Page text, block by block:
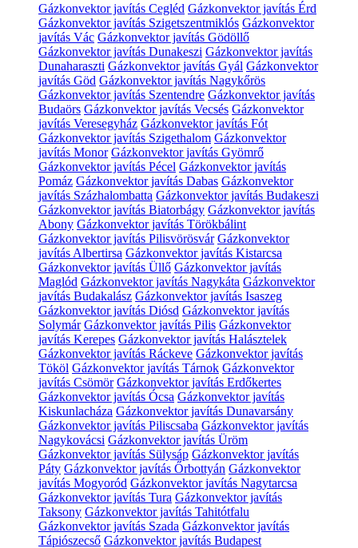
Gázkonvektor javítás Cegléd Gázkonvektor javítás Érd
Gázkonvektor javítás Szigetszentmiklós Gázkonvektor
javítás Vác Gázkonvektor javítás Gödöllő
Gázkonvektor javítás Dunakeszi Gázkonvektor javítás
Dunaharaszti Gázkonvektor javítás Gyál Gázkonvektor
javítás Göd Gázkonvektor javítás Nagykőrös
Gázkonvektor javítás Szentendre Gázkonvektor javítás
Budaörs Gázkonvektor javítás Vecsés Gázkonvektor
javítás Veresegyház Gázkonvektor javítás Fót
Gázkonvektor javítás Szigethalom Gázkonvektor
javítás Monor Gázkonvektor javítás Gyömrő
Gázkonvektor javítás Pécel Gázkonvektor javítás
Pomáz Gázkonvektor javítás Dabas Gázkonvektor
javítás Százhalombatta Gázkonvektor javítás Budakeszi
Gázkonvektor javítás Biatorbágy Gázkonvektor javítás
Abony Gázkonvektor javítás Törökbálint
Gázkonvektor javítás Pilisvörösvár Gázkonvektor
javítás Albertirsa Gázkonvektor javítás Kistarcsa
Gázkonvektor javítás Üllő Gázkonvektor javítás
Maglód Gázkonvektor javítás Nagykáta Gázkonvektor
javítás Budakalász Gázkonvektor javítás Isaszeg
Gázkonvektor javítás Diósd Gázkonvektor javítás
Solymár Gázkonvektor javítás Pilis Gázkonvektor
javítás Kerepes Gázkonvektor javítás Halásztelek
Gázkonvektor javítás Ráckeve Gázkonvektor javítás
Tököl Gázkonvektor javítás Tárnok Gázkonvektor
javítás Csömör Gázkonvektor javítás Erdőkertes
Gázkonvektor javítás Ócsa Gázkonvektor javítás
Kiskunlacháza Gázkonvektor javítás Dunavarsány
Gázkonvektor javítás Piliscsaba Gázkonvektor javítás
Nagykovácsi Gázkonvektor javítás Üröm
Gázkonvektor javítás Sülysáp Gázkonvektor javítás
Páty Gázkonvektor javítás Őrbottyán Gázkonvektor
javítás Mogyoród Gázkonvektor javítás Nagytarcsa
Gázkonvektor javítás Tura Gázkonvektor javítás
Taksony Gázkonvektor javítás Tahitótfalu
Gázkonvektor javítás Szada Gázkonvektor javítás
Tápiószecső Gázkonvektor javítás Budapest